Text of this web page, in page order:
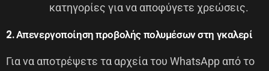
κατηγορίες για να αποφύγετε χρεώσεις.
2. Απενεργοποίηση προβολής πολυμέσων στη γκαλερί
Για να αποτρέψετε τα αρχεία του WhatsApp από το